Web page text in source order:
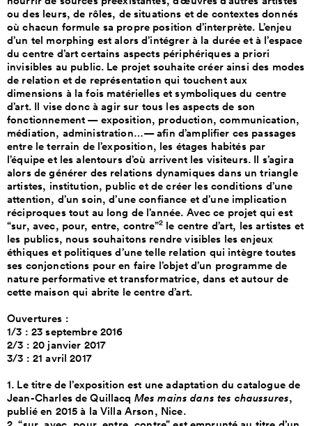
ou des leurs, de rôles, de situations et de contextes donnés
où chacun formule sa propre position d’interprète. L’enjeu
d’un tel morphing est alors d’intégrer à la durée et à l’espace
du centre d’art certains aspects périphériques a priori
invisibles au public. Le projet souhaite créer ainsi des modes
de relation et de représentation qui touchent aux
dimensions à la fois matérielles et symboliques du centre
d’art. Il vise donc à agir sur tous les aspects de son
fonctionnement — exposition, production, communication,
médiation, administration…— afin d’amplifier ces passages
entre le terrain de l’exposition, les étages habités par
l’équipe et les alentours d’où arrivent les visiteurs. Il s’agira
alors de générer des relations dynamiques dans un triangle
artistes, institution, public et de créer les conditions d’une
attention, d’un soin, d’une confiance et d’une implication
réciproques tout au long de l’année. Avec ce projet qui est
“sur, avec, pour, entre, contre”2le centre d’art, les artistes et
les publics, nous souhaitons rendre visibles les enjeux
éthiques et politiques d’une telle relation qui intègre toutes
ses conjonctions pour en faire l’objet d’un programme de
nature performative et transformatrice, dans et autour de
cette maison qui abrite le centre d’art.
Ouvertures :
1/3 : 23 septembre 2016
2/3 : 20 janvier 2017
3/3 : 21 avril 2017
1. Le titre de l’exposition est une adaptation du catalogue de
Jean-Charles de Quillacq Mes mains dans tes chaussures,
publié en 2015 à la Villa Arson, Nice.